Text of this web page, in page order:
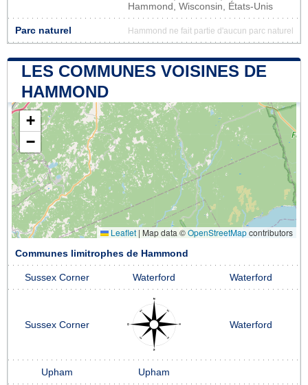
Hammond, Wisconsin, États-Unis
Parc naturel Hammond ne fait partie d'aucun parc naturel
LES COMMUNES VOISINES DE
HAMMOND
+
−
Leaflet | Map data ©OpenStreetMapcontributors
Communes limitrophes de Hammond
Sussex Corner Waterford Waterford
Sussex Corner Waterford
Upham Upham